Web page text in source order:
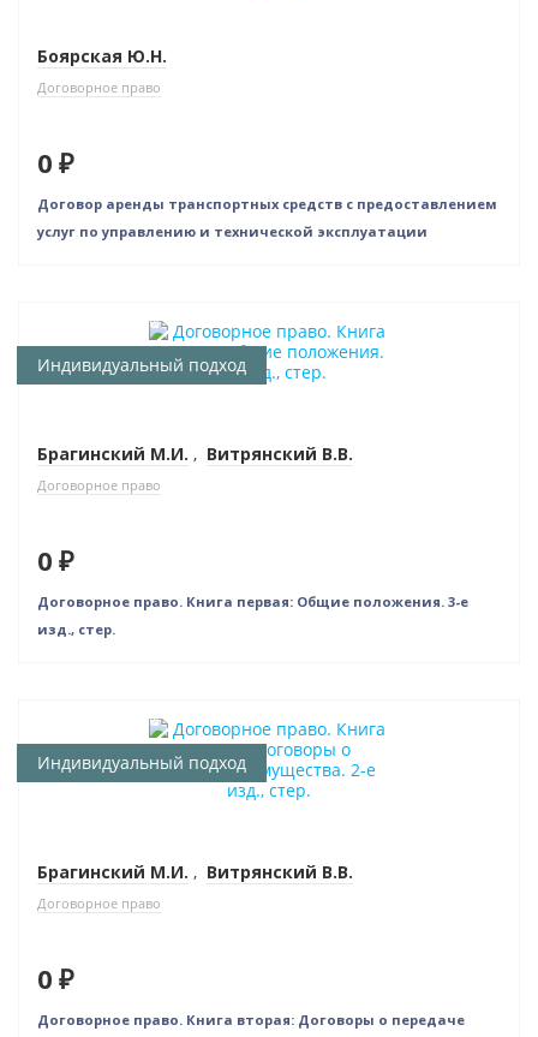
Боярская Ю.Н.
Договорное право
0 ₽
Договор аренды транспортных средств с предоставлением
услуг по управлению и технической эксплуатации
Нет в наличии
Индивидуальный подход
Брагинский М.И. , Витрянский В.В.
Договорное право
0 ₽
Договорное право. Книга первая: Общие положения. 3-е
изд., стер.
Нет в наличии
Индивидуальный подход
Брагинский М.И. , Витрянский В.В.
Договорное право
0 ₽
Договорное право. Книга вторая: Договоры о передаче